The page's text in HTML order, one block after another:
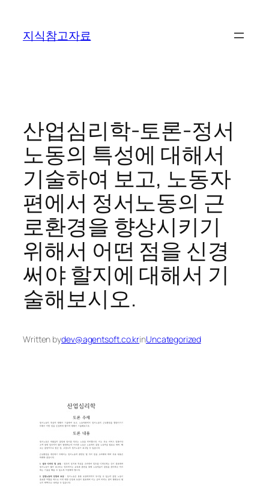
지식참고자료
산업심리학-토론-정서
노동의 특성에 대해서
기술하여 보고, 노동자
편에서 정서노동의 근
로환경을 향상시키기
위해서 어떤 점을 신경
써야 할지에 대해서 기
술해보시오.
Written bydev@agentsoft.co.krinUncategorized